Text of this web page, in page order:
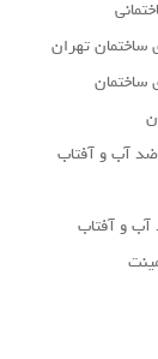
ساختمان تهران
ساختمان
ضد آب و آفتاب
و آفتاب